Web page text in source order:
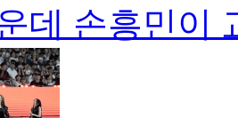
데 손흥민이